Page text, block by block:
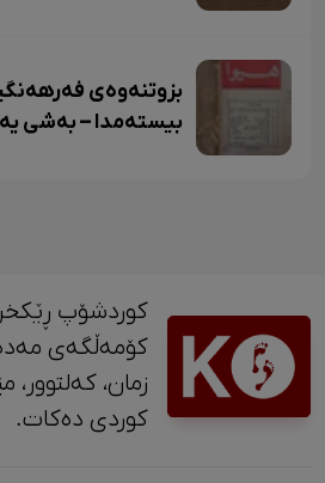
بزوتنەوەی
بیستەمدا – بەشی
کوردشۆپ
کۆمەڵگەی
کوردی دەکات.